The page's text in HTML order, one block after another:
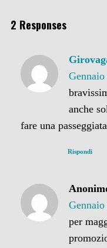
2 Responses
anche
fare una
Rispondi
per